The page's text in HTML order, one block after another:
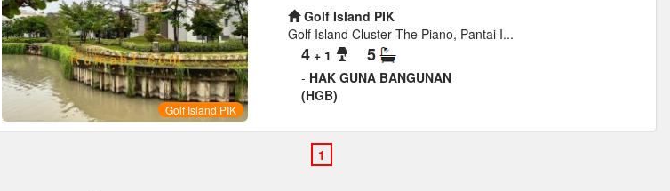
Golf Island PIK
Golf Island PIK
Golf Island Cluster The Piano, Pantai I...
4 + 1 5
- HAK GUNA BANGUNAN
(HGB)